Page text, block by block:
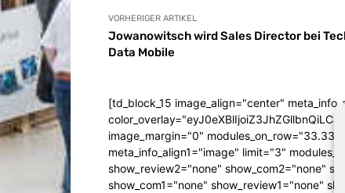
VORHERIGER ARTIKEL
Jowanowitsch wird Sales Director bei
Data Mobile
[td_block_15 image_align="center"
image_margin="0"
meta_info_align1="image" limit="3"
show_review2="none" show_com2="none"
show_com1="none" show_review1="none"